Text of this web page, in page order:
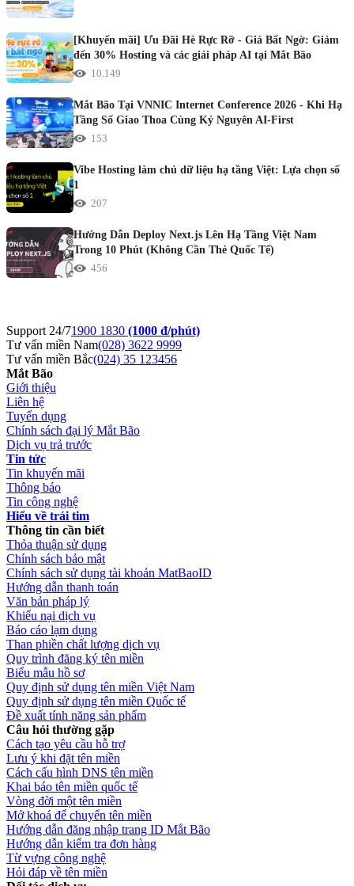
[Khuyến mãi] Ưu Đãi Hè Rực Rỡ - Giá Bất Ngờ: Giảm
đến 30% Hosting và các giải pháp AI tại Mắt Bão
10.149
Mắt Bão Tại VNNIC Internet Conference 2026 - Khi Hạ
Tầng Số Giao Thoa Cùng Kỷ Nguyên AI-First
153
Vibe Hosting làm chủ dữ liệu hạ tầng Việt: Lựa chọn số
1
207
Hướng Dẫn Deploy Next.js Lên Hạ Tầng Việt Nam
Trong 10 Phút (Không Cần Thẻ Quốc Tế)
456
Support 24/71900 1830 (1000 đ/phút)
Tư vấn miền Nam(028) 3622 9999
Tư vấn miền Bắc(024) 35 123456
Mắt Bão
Giới thiệu
Liên hệ
Tuyển dụng
Chính sách đại lý Mắt Bão
Dịch vụ trả trước
Tin tức
Tin khuyến mãi
Thông báo
Tin công nghệ
Hiểu về trái tim
Thông tin cần biết
Thỏa thuận sử dụng
Chính sách bảo mật
Chính sách sử dụng tài khoản MatBaoID
Hướng dẫn thanh toán
Văn bản pháp lý
Khiếu nại dịch vụ
Báo cáo lạm dụng
Than phiền chất lượng dịch vụ
Quy trình đăng ký tên miền
Biểu mẫu hồ sơ
Quy định sử dụng tên miền Việt Nam
Quy định sử dụng tên miền Quốc tế
Đề xuất tính năng sản phẩm
Câu hỏi thường gặp
Cách tạo yêu cầu hỗ trợ
Lưu ý khi đặt tên miền
Cách cấu hình DNS tên miền
Khai báo tên miền quốc tế
Vòng đời một tên miền
Mở khoá để chuyển tên miền
Hướng dẫn đăng nhập trang ID Mắt Bão
Hướng dẫn kiểm tra đơn hàng
Từ vựng công nghệ
Hỏi đáp về tên miền